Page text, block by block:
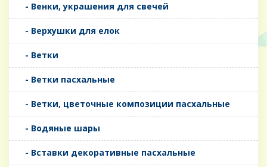
- Венки, украшения для свечей
- Верхушки для елок
- Ветки
- Ветки пасхальные
- Ветки, цветочные композиции пасхальные
- Водяные шары
- Вставки декоративные пасхальные